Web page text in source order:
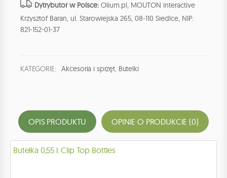
Dytrybutor w Polsce: Olium.pl, MOUTON interactive
Krzysztof Baran, ul. Starowiejska 265, 08-110 Siedlce, NIP:
821-152-01-37
KATEGORIE: Akcesoria i sprzęt, Butelki
OPIS PRODUKTU OPINIE O PRODUKCIE (0)
Butelka 0,55 l. Clip Top Bottles